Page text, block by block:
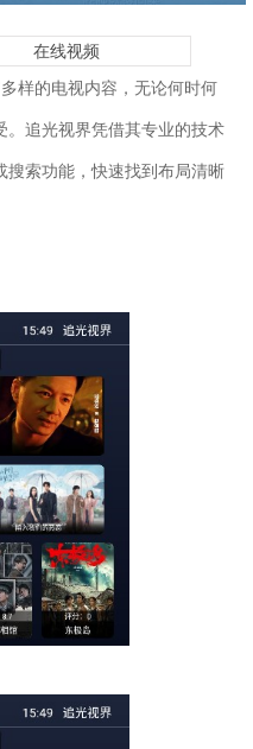
在线视频
样的电视内容，无论何时何
。追光视界凭借其专业的技术
搜索功能，快速找到布局清晰